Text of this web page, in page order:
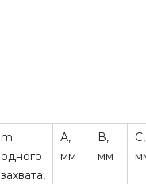
m
одного
захвата,
А,
мм
В,
мм
С,